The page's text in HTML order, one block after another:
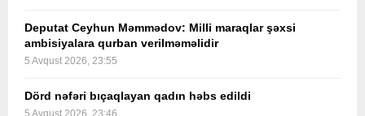
Deputat Ceyhun Məmmədov: Milli maraqlar şəxsi
ambisiyalara qurban verilməməlidir
5 Avqust 2026, 23:55
Dörd nəfəri bıçaqlayan qadın həbs edildi
5 Avqust 2026, 23:46